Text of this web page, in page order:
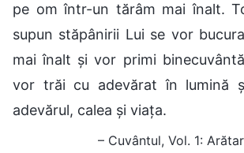
pe om într-un tărâm mai înalt.
supun stăpânirii Lui se vor
mai înalt și vor primi
vor trăi cu adevărat în lumină
adevărul, calea și viața.
– Cuvântul, Vol. 1: